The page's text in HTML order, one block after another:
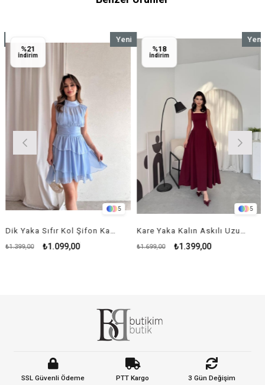
5
Dik Yaka Sıfır Kol Şifon Kadın Elbise - BEBE MAVİ
₺1.099,00
₺1.399,00
%21
İndirim
5
Kare Yaka Kalın Askılı Uzun Elbise - BORDO
₺1.399,00
₺1.699,00
%18
İndirim
Yeni
Yeni
SSL Güvenli Ödeme PTT Kargo 3 Gün Değişim